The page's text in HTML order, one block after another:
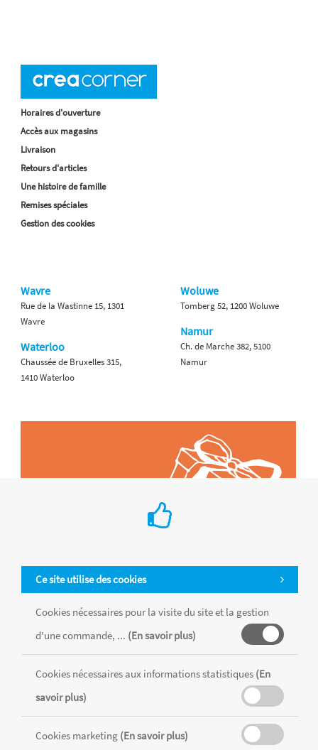
Ce site utilise des cookies
Cookies nécessaires pour la visite du site et la gestion
d'une commande, ... (En savoir plus)
Cookies nécessaires aux informations statistiques (En
savoir plus)
Cookies marketing (En savoir plus)
Horaires d'ouverture
Accès aux magasins
Livraison
Retours d'articles
Une histoire de famille
Remises spéciales
Gestion des cookies
Wavre
Rue de la Wastinne 15, 1301
Wavre
Waterloo
Chaussée de Bruxelles 315,
1410 Waterloo
Woluwe
Tomberg 52, 1200 Woluwe
Namur
Ch. de Marche 382, 5100
Namur
Tous les produits sont vendus dans la limite des stocks disponibles de
chaque magasin, toutes taxes comprises.
RÉALISÉ AVEC MERCATOR